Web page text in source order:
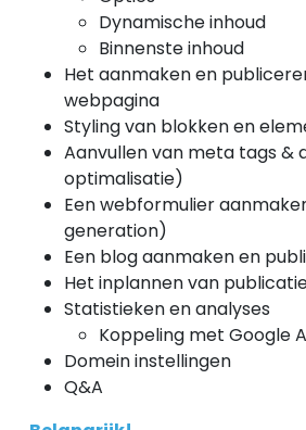
Dynamische inhoud
Binnenste inhoud
Het aanmaken en
webpagina
Styling van blokken en
Aanvullen van meta tags &
optimalisatie)
Een webformulier
generation)
Een blog aanmaken en
Het inplannen van
Statistieken en analyses
Koppeling met Google
Domein instellingen
Q&A